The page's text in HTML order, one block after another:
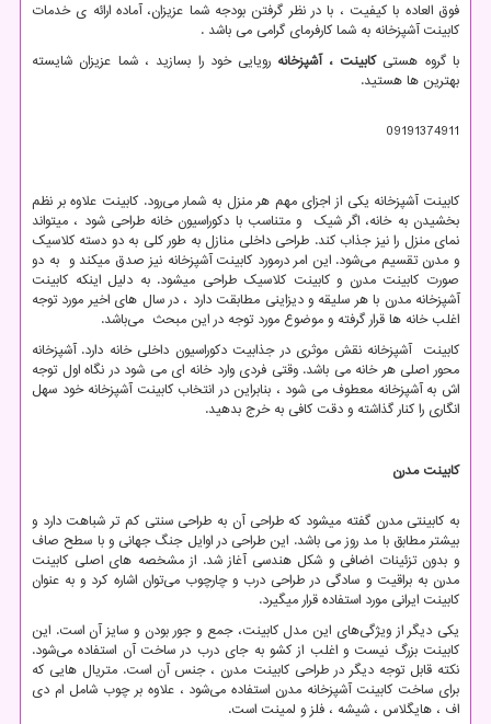
فوق العاده با کیفیت ، با در نظر گرفتن بودجه شما عزیزان، آماده ارائه ی خدمات
کابینت آشپزخانه به شما کارفرمای گرامی می باشد .
با گروه هستیکابینت ، آشپزخانه رویایی خود را بسازید ، شما عزیزان شایسته
بهترین ها هستید.
09191374911
کابینت آشپزخانه یکی از اجزای مهم هر منزل به شمار می‌رود. کابینت علاوه بر نظم
بخشیدن به خانه، اگر شیک و متناسب با دکوراسیون خانه طراحی شود ، میتواند
نمای منزل را نیز جذاب‌ کند. طراحی داخلی منازل به طور کلی به دو دسته کلاسیک
و مدرن تقسیم می‌شود. این امر درمورد کابینت آشپزخانه نیز صدق میکند و به دو
صورت کابینت مدرن و کابینت کلاسیک طراحی میشود. به دلیل اینکه کابینت
آشپزخانه مدرن با هر سلیقه و دیزاینی مطابقت دارد ، در سال های اخیر مورد توجه
اغلب خانه ها قرار گرفته و موضوع مورد توجه در این مبحث می‌باشد.
کابینت آشپزخانه نقش موثری در جذابیت دکوراسیون داخلی خانه دارد. آشپزخانه
محور اصلی هر خانه می باشد. وقتی فردی وارد خانه ای می شود در نگاه اول توجه
اش به آشپزخانه معطوف می شود ، بنابراین در انتخاب کابینت آشپزخانه خود سهل
‌انگاری را کنار گذاشته و دقت کافی به خرج بدهید.
کابینت مدرن
به کابینتی مدرن گفته میشود که طراحی آن به طراحی سنتی کم تر شباهت دارد و
بیشتر مطابق با مد روز می باشد. این طراحی در اوایل جنگ جهانی و با سطح صاف
و بدون تزئینات اضافی و شکل هندسی آغاز شد. از مشخصه های اصلی کابینت
مدرن به براقیت و سادگی در طراحی درب و چارچوب میتوان اشاره کرد و به عنوان
کابینت ایرانی مورد استفاده قرار میگیرد.
یکی دیگر از ویژگی‌های این مدل کابینت، جمع و جور بودن و سایز آن است. این
کابینت بزرگ نیست و اغلب از کشو به جای درب در ساخت آن استفاده می‌شود.
نکته قابل توجه دیگر در طراحی کابینت مدرن ، جنس آن است. متریال هایی که
برای ساخت کابینت آشپزخانه مدرن استفاده می‌شود ، علاوه بر چوب شامل ام دی
اف ، هایگلاس ، شیشه ، فلز و لمینت است.